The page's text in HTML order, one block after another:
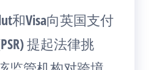
和Visa向英国支付
提起法律挑